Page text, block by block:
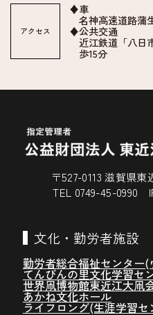
アクセス
♦車
名神高速道路蒲
♦公共交通
近江鉄道「八日
歩15分
〒527-0113 滋賀県
TEL 0749-45-0990
文化・勤労者施設
勤労者総合福祉センター
てんびんの里文化学習セ
世界凧博物館東近江大凧
あかね文化ホール
ライフロング(生涯学習